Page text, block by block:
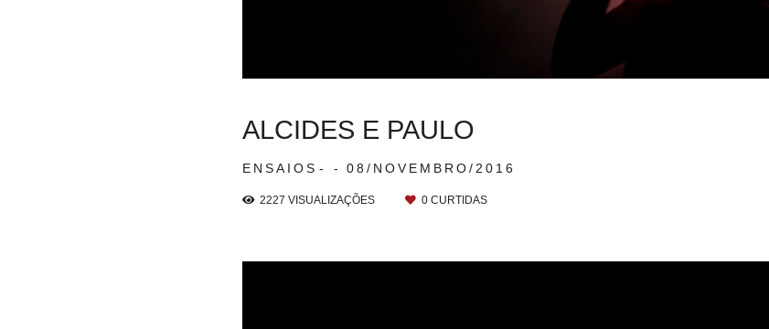
ENSAIOS 08/NOVEMBRO/2016
ALCIDES E PAULO
2227 VISUALIZAÇÕES 0 CURTIDAS